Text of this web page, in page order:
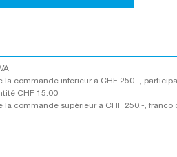
la commande inférieur à CHF 250.-,
CHF 15.00
la commande supérieur à CHF 250.-, franco